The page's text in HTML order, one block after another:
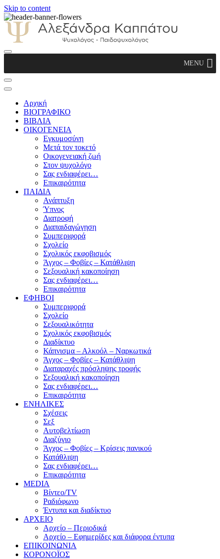
Skip to content
Παιδοψυχολόγος
MENU
Αρχική
ΒΙΟΓΡΑΦΙΚΟ
ΒΙΒΛΙΑ
ΟΙΚΟΓΕΝΕΙΑ
Εγκυμοσύνη
Μετά τον τοκετό
Οικογενειακή ζωή
Στον ψυχολόγο
Σας ενδιαφέρει…
Επικαιρότητα
ΠΑΙΔΙΑ
Ανάπτυξη
Ύπνος
Διατροφή
Διαπαιδαγώγηση
Συμπεριφορά
Σχολείο
Σχολικός εκφοβισμός
Άγχος – Φοβίες – Κατάθλιψη
Σεξουαλική κακοποίηση
Σας ενδιαφέρει…
Επικαιρότητα
ΕΦΗΒΟΙ
Συμπεριφορά
Σχολείο
Σεξουαλικότητα
Σχολικός εκφοβισμός
Διαδίκτυο
Κάπνισμα – Αλκοόλ – Ναρκωτικά
Άγχος – Φοβίες – Κατάθλιψη
Διαταραχές πρόσληψης τροφής
Σεξουαλική κακοποίηση
Σας ενδιαφέρει…
Επικαιρότητα
ΕΝΗΛΙΚΕΣ
Σχέσεις
Σεξ
Αυτοβελτίωση
Διαζύγιο
Άγχος – Φοβίες – Κρίσεις πανικού
Κατάθλιψη
Σας ενδιαφέρει…
Επικαιρότητα
MEDIA
Βίντεο/TV
Ραδιόφωνο
Έντυπα και διαδίκτυο
ΑΡΧΕΙΟ
Αρχείο – Περιοδικά
Αρχείο – Εφημερίδες και διάφορα έντυπα
ΕΠΙΚΟΙΝΩΝΙΑ
ΚΟΡΟΝΟΪΟΣ